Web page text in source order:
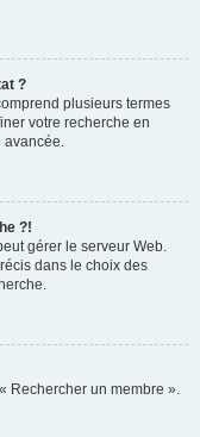
?
plusieurs termes
votre recherche en
?!
gérer le serveur Web.
dans le choix des
Rechercher un membre ».